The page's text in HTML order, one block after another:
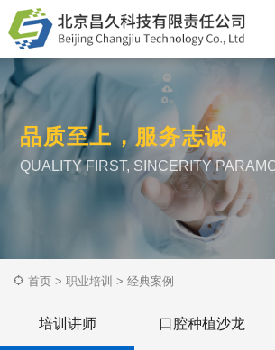
品质至上，服务志诚
QUALITY FIRST, SINCERITY
首页 >职业培训 >经典案例
培训讲师 口腔种植沙龙